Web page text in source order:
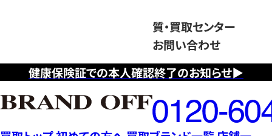
健康保険証での本人確認終了のお知らせ▶
質・買取センター
お問い合わせ
フ
リ
ー
ダ